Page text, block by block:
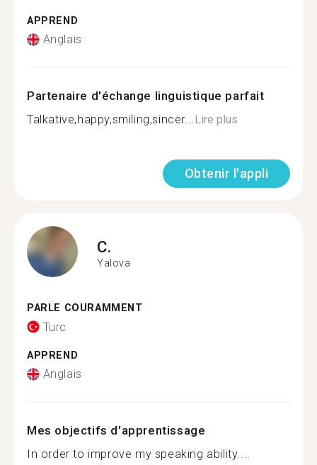
APPREND
Anglais
Partenaire d'échange linguistique parfait
Talkative,happy,smiling,sincer...Lire plus
Obtenir l'appli
C.
Yalova
PARLE COURAMMENT
Turc
APPREND
Anglais
Mes objectifs d'apprentissage
In order to improve my speaking ability....